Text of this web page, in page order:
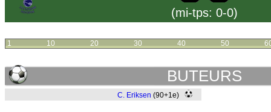
(mi-tps: 0-0)
1 10 20 30 40 50
BUTEURS
C. Eriksen (90+1e)